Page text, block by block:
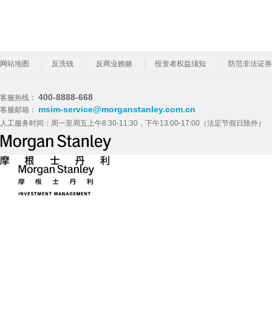
网站地图 反洗钱 反商业贿赂 投资者权益须知 防范非法证
客服热线： 400-8888-668
客服邮箱： msim-service@morganstanley.com.cn
人工服务时间：周一至周五上午8:30-11:30，下午13:00-17:00（法定节假日除外）